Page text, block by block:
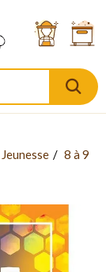
Jeunesse
8 à 9